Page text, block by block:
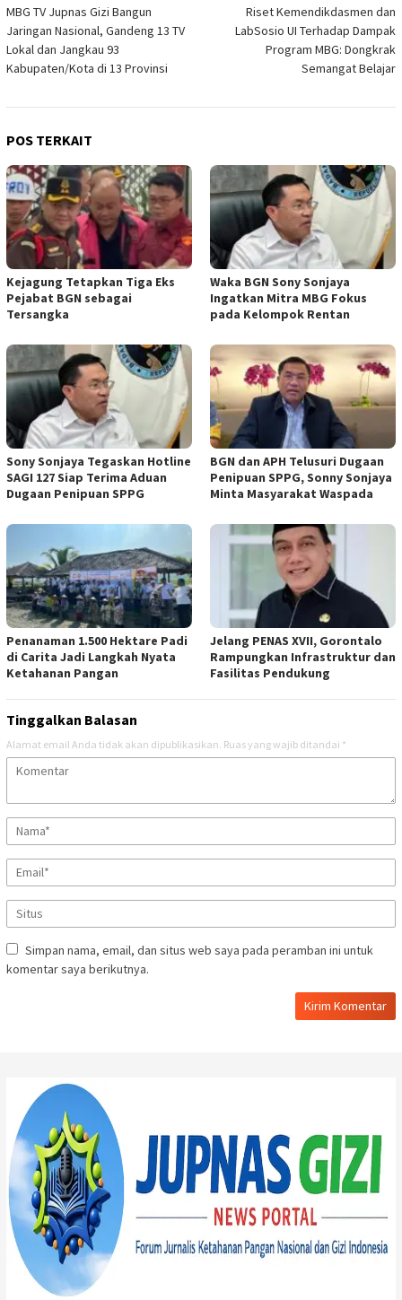
pos
MBG TV Jupnas Gizi Bangun
Jaringan Nasional, Gandeng 13 TV
Lokal dan Jangkau 93
Kabupaten/Kota di 13 Provinsi
Riset Kemendikdasmen dan
LabSosio UI Terhadap Dampak
Program MBG: Dongkrak
Semangat Belajar
POS TERKAIT
Kejagung Tetapkan Tiga Eks
Pejabat BGN sebagai
Tersangka
Waka BGN Sony Sonjaya
Ingatkan Mitra MBG Fokus
pada Kelompok Rentan
Sony Sonjaya Tegaskan Hotline
SAGI 127 Siap Terima Aduan
Dugaan Penipuan SPPG
BGN dan APH Telusuri Dugaan
Penipuan SPPG, Sonny Sonjaya
Minta Masyarakat Waspada
Penanaman 1.500 Hektare Padi
di Carita Jadi Langkah Nyata
Ketahanan Pangan
Jelang PENAS XVII, Gorontalo
Rampungkan Infrastruktur dan
Fasilitas Pendukung
Tinggalkan Balasan
Alamat email Anda tidak akan dipublikasikan. Ruas yang wajib ditandai *
Simpan nama, email, dan situs web saya pada peramban ini untuk
komentar saya berikutnya.